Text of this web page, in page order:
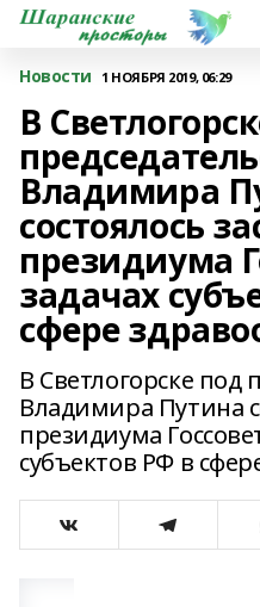
Новости 1 НОЯБРЯ 2019, 06:29
В
Владимира
состоялось
президиума
задачах
сфере
В Светлогорске под
Владимира Путина
президиума
субъектов РФ в